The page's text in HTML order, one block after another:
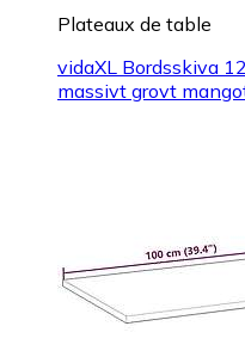
Plateaux de table
vidaXL Bordsskiva
massivt grovt